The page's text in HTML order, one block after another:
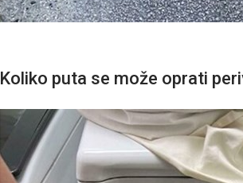
Koliko puta se može oprati